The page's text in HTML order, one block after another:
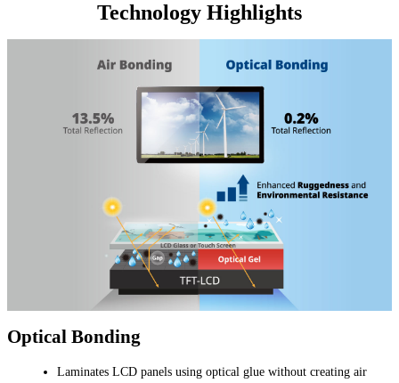
Technology Highlights
Optical Bonding
Laminates LCD panels using optical glue without creating air